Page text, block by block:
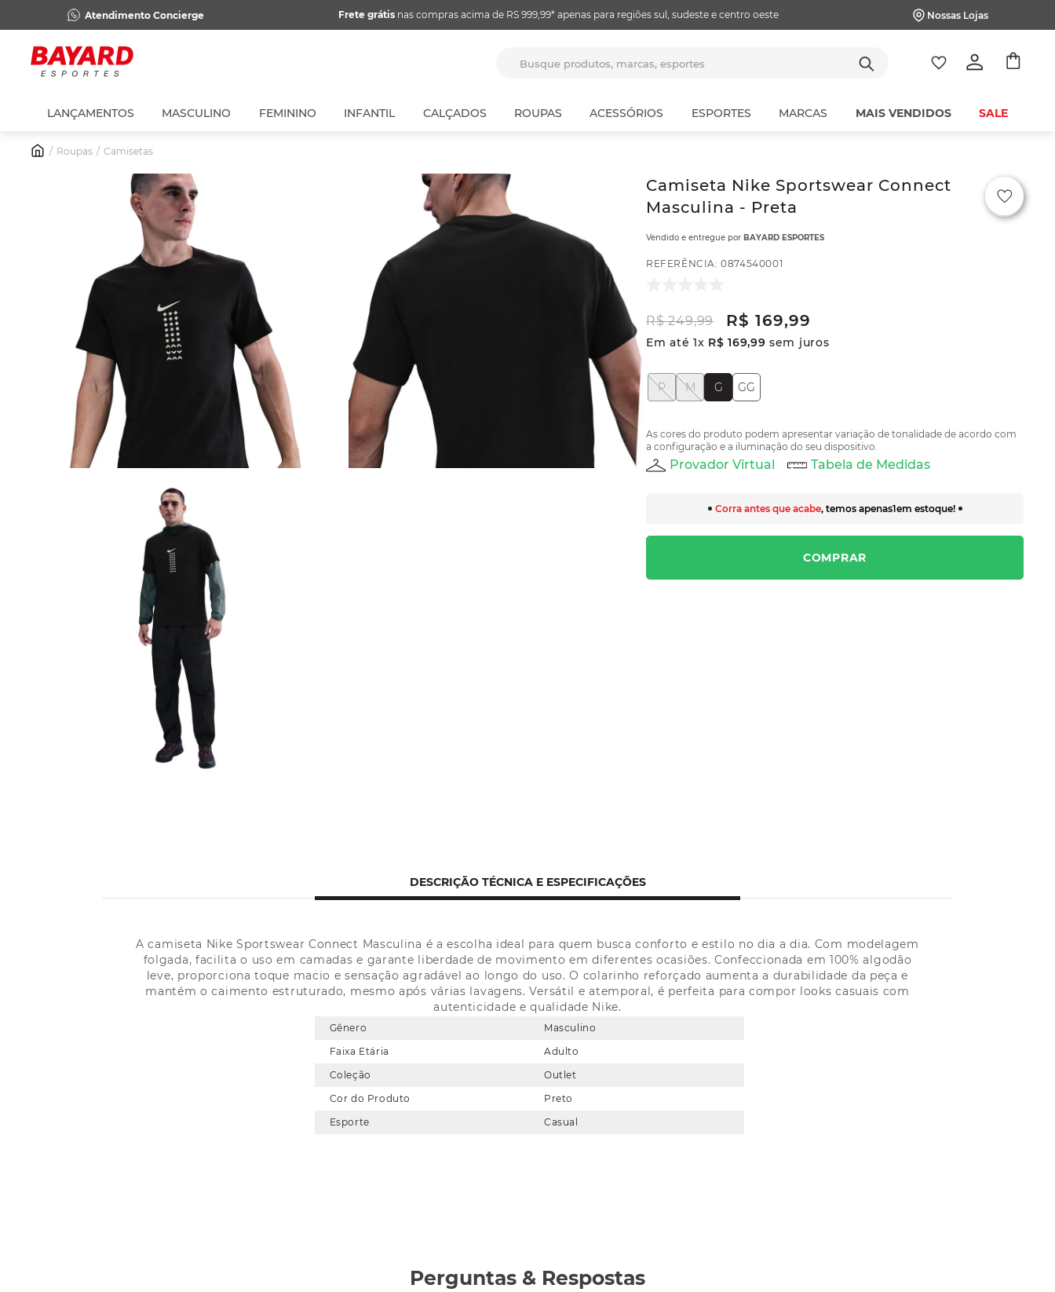
Atendimento Concierge Frete grátisnas compras acima de RS 999,99* apenas para regiões sul, sudeste e centro oeste Nossas Lojas
LANÇAMENTOS MASCULINO FEMININO INFANTIL CALÇADOS ROUPAS ACESSÓRIOS ESPORTES MARCAS MAIS VENDIDOS SALE
Roupas Camisetas
Camiseta Nike Sportswear Connect
Masculina - Preta
Vendido e entregue por BAYARD ESPORTES
REFERÊNCIA:0874540001
R$ 249,99 R$ 169,99
Em até 1x R$ 169,99 sem juros
G GG
M
P
As cores do produto podem apresentar variação de tonalidade de acordo com
a configuração e a iluminação do seu dispositivo.
Provador Virtual Tabela de Medidas
Corra antes que acabe, temos apenas1em estoque!
COMPRAR
DESCRIÇÃO TÉCNICA E ESPECIFICAÇÕES
A camiseta Nike Sportswear Connect Masculina é a escolha ideal para quem busca conforto e estilo no dia a dia. Com modelagem
folgada, facilita o uso em camadas e garante liberdade de movimento em diferentes ocasiões. Confeccionada em 100% algodão
leve, proporciona toque macio e sensação agradável ao longo do uso. O colarinho reforçado aumenta a durabilidade da peça e
mantém o caimento estruturado, mesmo após várias lavagens. Versátil e atemporal, é perfeita para compor looks casuais com
autenticidade e qualidade Nike.
Gênero
Masculino
Faixa Etária
Adulto
Coleção
Outlet
Cor do Produto
Preto
Esporte
Casual
Perguntas & Respostas